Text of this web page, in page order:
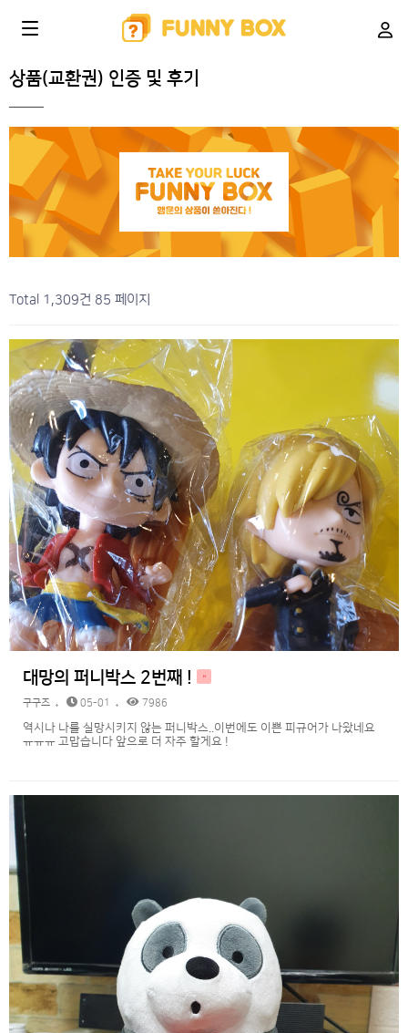
상품(교환권) 인증 및 후기
Total 1,309건 85 페이지
대망의 퍼니박스 2번째 ! H
구구즈 05-01 7986
역시나 나를 실망시키지 않는 퍼니박스..이번에도 이쁜 피규어가 나왔네요
ㅠㅠㅠ 고맙습니다 앞으로 더 자주 할게요 !